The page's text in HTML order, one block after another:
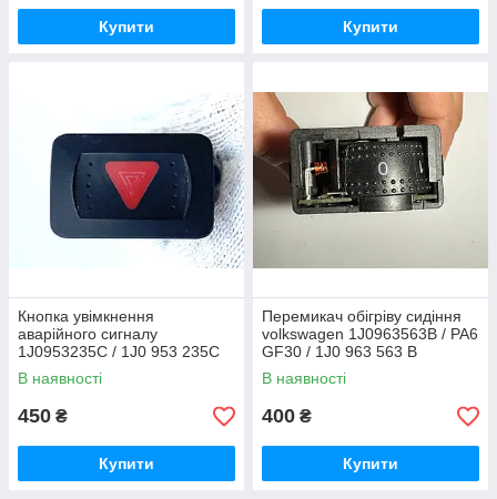
Купити Купити
Кнопка увімкнення
аварійного сигналу
1J0953235C / 1J0 953 235C
Volkswagen Golf
В наявності
450 ₴
Купити
Перемикач обігріву сидіння
volkswagen 1J0963563B / PA6
GF30 / 1J0 963 563 B
В наявності
400 ₴
Купити